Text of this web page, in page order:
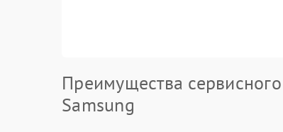
Преимущества
Samsung